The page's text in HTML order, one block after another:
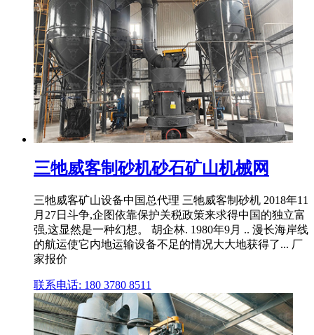
三牠威客制砂机砂石矿山机械网
三牠威客矿山设备中国总代理 三牠威客制砂机 2018年11
月27日斗争,企图依靠保护关税政策来求得中国的独立富
强,这显然是一种幻想。 胡企林. 1980年9月 .. 漫长海岸线
的航运使它内地运输设备不足的情况大大地获得了... 厂
家报价
联系电话: 180 3780 8511